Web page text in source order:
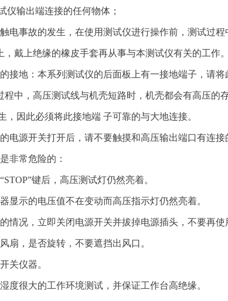
仪输出端连接的任何物体；
电事故的发生，在使用测试仪进行操作前，测试过
，戴上绝缘的橡皮手套再从事与本测试仪有关的工作。
接地：本系列测试仪的后面板上有一接地端子，请
程中，高压测试线与机壳短路时，机壳都会有高压的
，因此必须将此接地端 子可靠的与大地连接。
电源开关打开后，请不要触摸和高压输出端口有连接
非常危险的：
键后，高压测试灯仍然亮着。
显示的电压值不在变动而高压指示灯仍然亮着。
况，立即关闭电源开关并拔掉电源插头，不要再使
扇，是否旋转，不要遮挡出风口。
关仪器。
度很大的工作环境测试，并保证工作台高绝缘。